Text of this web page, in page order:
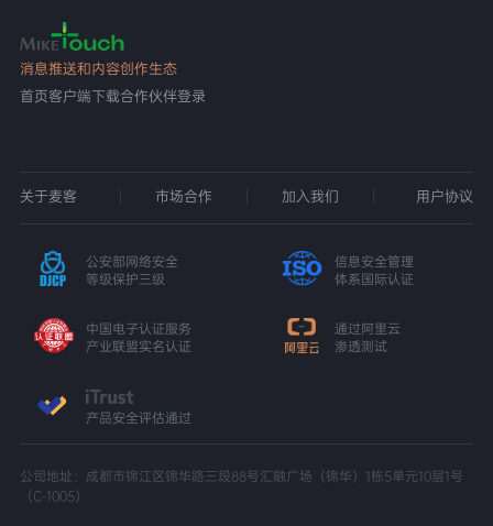
消息推送和内容创作生态
首页客户端下载合作伙伴登录
关于麦客 市场合作 加入我们 用户协议
公安部网络安全
等级保护三级
信息安全管理
体系国际认证
中国电子认证服务
产业联盟实名认证
通过阿里云
渗透测试
产品安全评估通过
公司地址：成都市锦江区锦华路三段88号汇融广场（锦华）1栋5单元10层1号
（C-1005）